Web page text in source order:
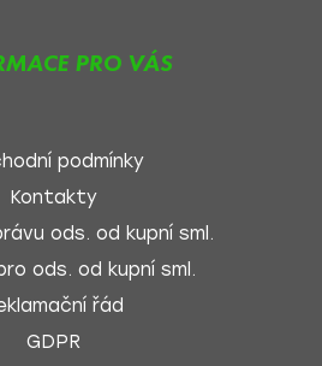
PRO VÁS
podmínky
Kontakty
ods. od kupní sml.
ods. od kupní sml.
řád
GDPR